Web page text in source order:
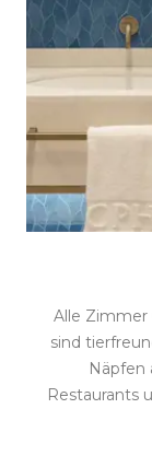
Alle Zimmer
sind
Näpfen
Restaurants